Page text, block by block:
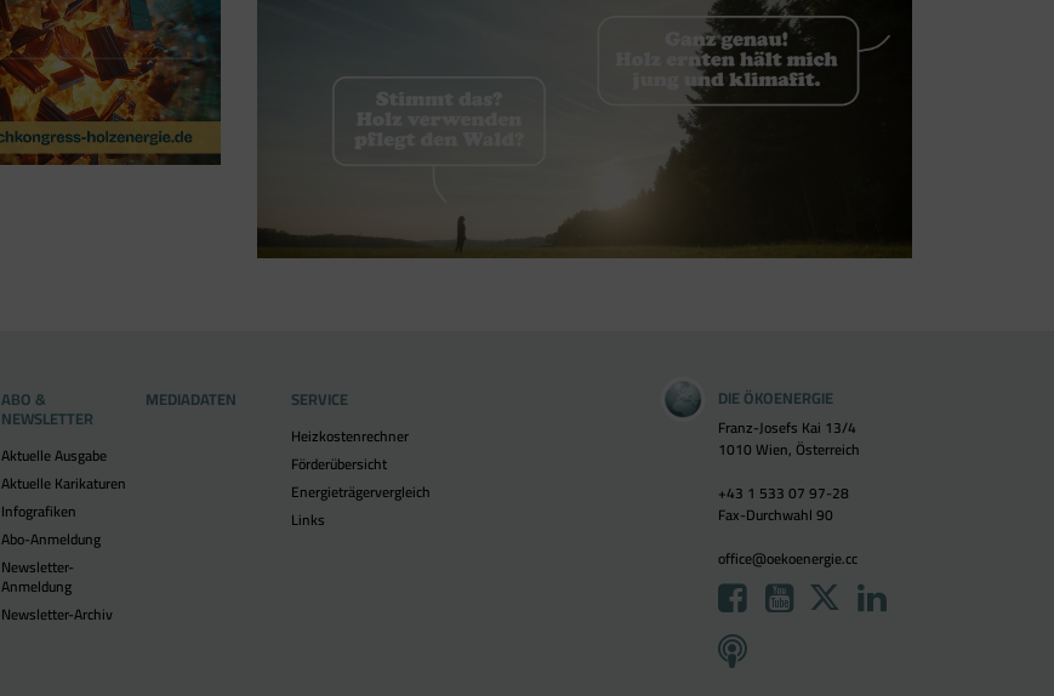
ABO &
NEWSLETTER
Aktuelle Ausgabe
Aktuelle Karikaturen
Infografiken
Abo-Anmeldung
Newsletter-
Anmeldung
Newsletter-Archiv
MEDIADATEN SERVICE
Heizkostenrechner
Förderübersicht
Energieträgervergleich
Links
DIE ÖKOENERGIE
Franz-Josefs Kai 13/4
1010 Wien, Österreich
+43 1 533 07 97-28
Fax-Durchwahl 90
office@oekoenergie.cc